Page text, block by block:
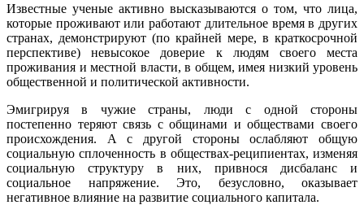
Известные ученые активно высказываются о том, что лица,
которые проживают или работают длительное время в других
странах, демонстрируют (по крайней мере, в краткосрочной
перспективе) невысокое доверие к людям своего места
проживания и местной власти, в общем, имея низкий уровень
общественной и политической активности.
Эмигрируя в чужие страны, люди с одной стороны
постепенно теряют связь с общинами и обществами своего
происхождения. А с другой стороны ослабляют общую
социальную сплоченность в обществах-реципиентах, изменяя
социальную структуру в них, привнося дисбаланс и
социальное напряжение. Это, безусловно, оказывает
негативное влияние на развитие социального капитала.